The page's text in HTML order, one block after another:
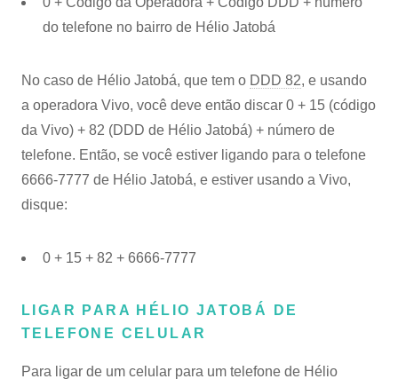
do telefone no bairro de Hélio Jatobá
No caso de Hélio Jatobá, que tem o DDD 82, e usando
a operadora Vivo, você deve então discar 0 + 15 (código
da Vivo) + 82 (DDD de Hélio Jatobá) + número de
telefone. Então, se você estiver ligando para o telefone
6666-7777 de Hélio Jatobá, e estiver usando a Vivo,
disque:
0 + 15 + 82 + 6666-7777
LIGAR PARA HÉLIO JATOBÁ DE
TELEFONE CELULAR
Para ligar de um celular para um telefone de Hélio